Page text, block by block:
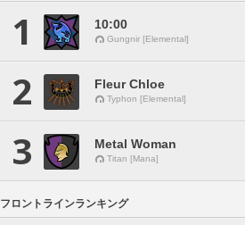
1 10:00
Gungnir [Elemental]
2 Fleur Chloe
Typhon [Elemental]
3 Metal Woman
Titan [Mana]
フロントラインランキング